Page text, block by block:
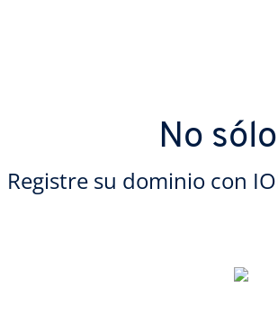
No
Registre su dominio con